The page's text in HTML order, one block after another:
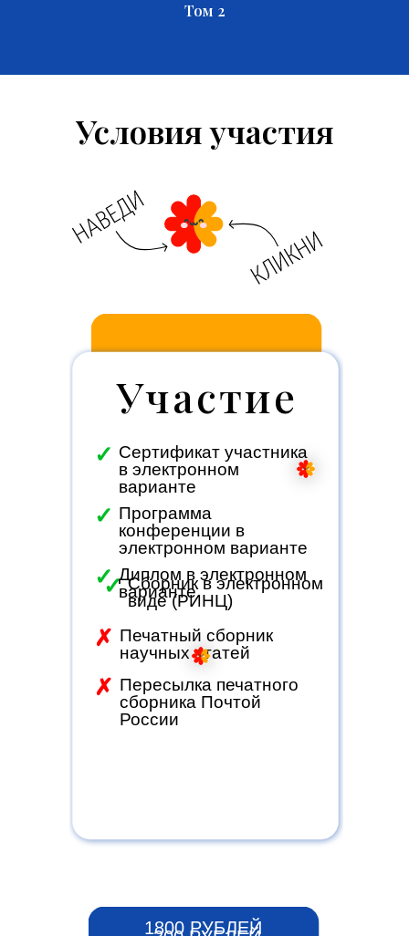
Том 2
1800 РУБЛЕЙ
Участие
✓ Сертификат участника
в электронном
варианте
✓ Программа
конференции в
электронном варианте
✓✓Диплом в электронном
варианте
Сборник в электронном
виде (РИНЦ)
✗ Печатный сборник
научных статей
✗ Пересылка печатного
сборника Почтой
России
Условия участия